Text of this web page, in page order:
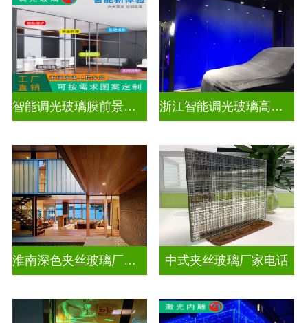
智能调光玻璃膜前景如何 浙江智能调光玻璃高隔间拆装
淮南深色夹丝玻璃厂家地址 中式夹丝玻璃厂家电话